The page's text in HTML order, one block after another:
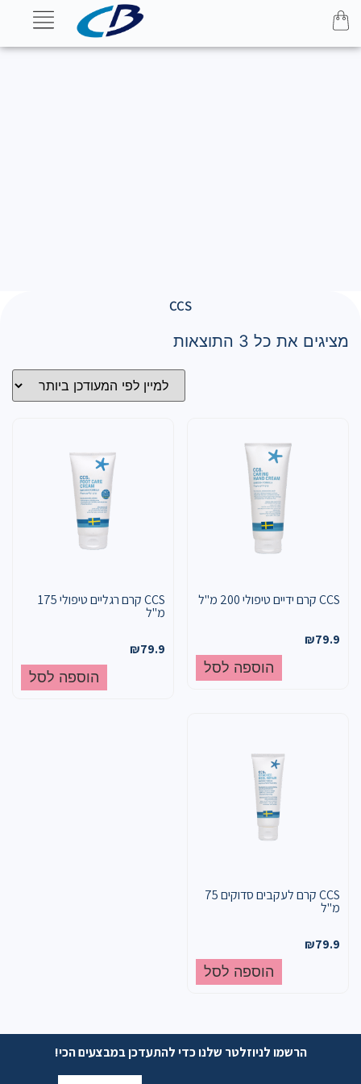
CCS
מציגים את כל ⁦3⁩ התוצאות
CCS קרם ידיים טיפולי 200 מ"ל
₪79.9
הוספה לסל
CCS קרם רגליים טיפולי 175
מ"ל
₪79.9
הוספה לסל
CCS קרם לעקבים סדוקים 75
מ"ל
₪79.9
הוספה לסל
הרשמו לניוזלטר שלנו כדי להתעדכן במבצעים הכי!